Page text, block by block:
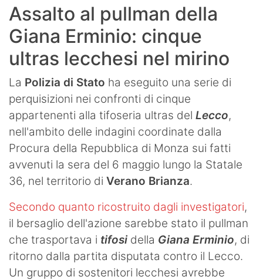
Assalto al pullman della
Giana Erminio: cinque
ultras lecchesi nel mirino
La Polizia di Stato ha eseguito una serie di
perquisizioni nei confronti di cinque
appartenenti alla tifoseria ultras del Lecco,
nell'ambito delle indagini coordinate dalla
Procura della Repubblica di Monza sui fatti
avvenuti la sera del 6 maggio lungo la Statale
36, nel territorio di Verano Brianza.
Secondo quanto ricostruito dagli investigatori,
il bersaglio dell'azione sarebbe stato il pullman
che trasportava i tifosi della Giana Erminio, di
ritorno dalla partita disputata contro il Lecco.
Un gruppo di sostenitori lecchesi avrebbe